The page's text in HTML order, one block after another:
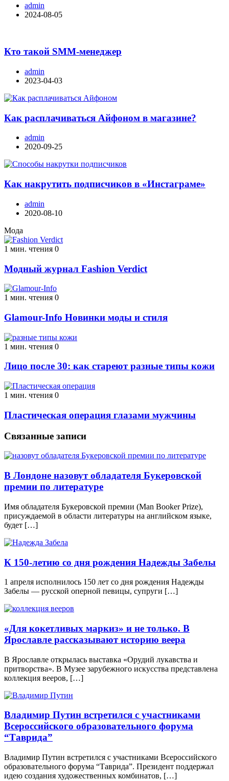
admin
2024-08-05
Кто такой SMM-менеджер
admin
2023-04-03
Как расплачиваться Айфоном в магазине?
admin
2020-09-25
Как накрутить подписчиков в «Инстаграме»
admin
2020-08-10
Мода
1 мин. чтения 0
Модный журнал Fashion Verdict
1 мин. чтения 0
Glamour-Info Новинки моды и стиля
1 мин. чтения 0
Лицо после 30: как стареют разные типы кожи
1 мин. чтения 0
Пластическая операция глазами мужчины
Связанные записи
В Лондоне назовут обладателя Букеровской
премии по литературе
Имя обладателя Букеровской премии (Man Booker Prize),
присуждаемой в области литературы на английском языке,
будет […]
К 150-летию со дня рождения Надежды Забелы
1 апреля исполнилось 150 лет со дня рождения Надежды
Забелы — русской оперной певицы, супруги […]
«Для кокетливых маркиз» и не только. В
Ярославле рассказывают историю веера
В Ярославле открылась выставка «Орудий лукавства и
притворства». В Музее зарубежного искусства представлена
коллекция вееров, […]
Владимир Путин встретился с участниками
Всероссийского образовательного форума
“Таврида”
Владимир Путин встретился с участниками Всероссийского
образовательного форума “Таврида”. Президент поддержал
идею создания художественных комбинатов, […]